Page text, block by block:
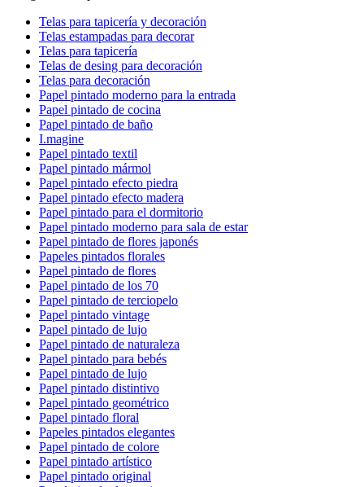
Telas para tapicería y decoración
Telas estampadas para decorar
Telas para tapicería
Telas de desing para decoración
Telas para decoración
Papel pintado moderno para la entrada
Papel pintado de cocina
Papel pintado de baño
I.magine
Papel pintado textil
Papel pintado mármol
Papel pintado efecto piedra
Papel pintado efecto madera
Papel pintado para el dormitorio
Papel pintado moderno para sala de estar
Papel pintado de flores japonés
Papeles pintados florales
Papel pintado de flores
Papel pintado de los 70
Papel pintado de terciopelo
Papel pintado vintage
Papel pintado de lujo
Papel pintado de naturaleza
Papel pintado para bebés
Papel pintado de lujo
Papel pintado distintivo
Papel pintado geométrico
Papel pintado floral
Papeles pintados elegantes
Papel pintado de colore
Papel pintado artístico
Papel pintado original